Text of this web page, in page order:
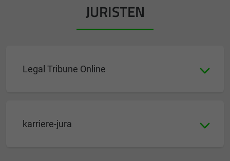
JURISTEN
Legal Tribune Online
karriere-jura